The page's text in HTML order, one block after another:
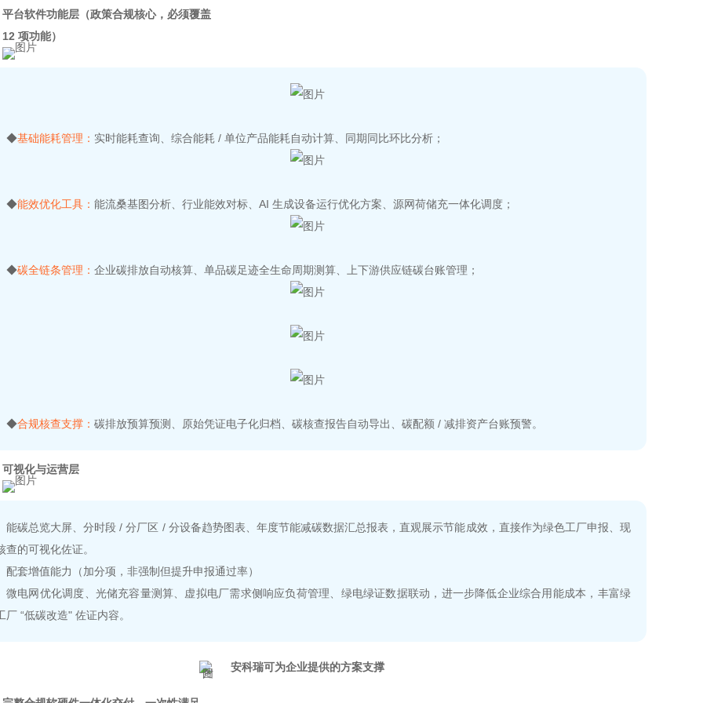
平台软件功能层（政策合规核心，必须覆盖
12 项功能）
◆基础能耗管理： 实时能耗查询、综合能耗 / 单位产品能耗自动计算、同期同比环比分析；
◆能效优化工具： 能流桑基图分析、行业能效对标、AI 生成设备运行优化方案、源网荷储充一体化调度；
◆碳全链条管理： 企业碳排放自动核算、单品碳足迹全生命周期测算、上下游供应链碳台账管理；
◆合规核查支撑： 碳排放预算预测、原始凭证电子化归档、碳核查报告自动导出、碳配额 / 减排资产台账预警。
可视化与运营层
能碳总览大屏、分时段 / 分厂区 / 分设备趋势图表、年度节能减碳数据汇总报表，直观展示节能成效，直接作为绿色工厂申报、现
查的可视化佐证。
配套增值能力（加分项，非强制但提升申报通过率）
微电网优化调度、光储充容量测算、虚拟电厂需求侧响应负荷管理、绿电绿证数据联动，进一步降低企业综合用能成本，丰富绿
厂 “低碳改造" 佐证内容。
安科瑞可为企业提供的方案支撑